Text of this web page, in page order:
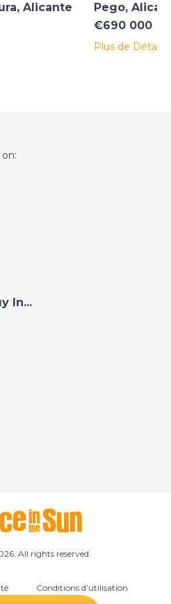
Alicante
Pego,
€690 000
Plus de Détails
In...
All rights reserved.
Conditions d’utilisation